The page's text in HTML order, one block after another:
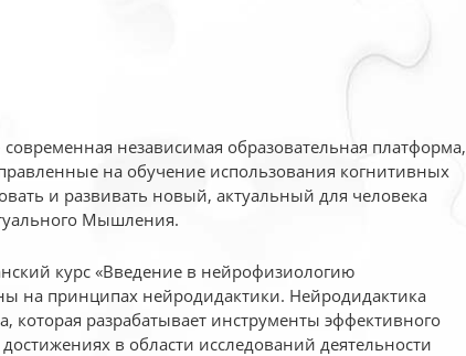
независимая образовательная платформа,
на обучение использования когнитивных
и развивать новый, актуальный для человека
Мышления.
курс «Введение в нейрофизиологию
на принципах нейродидактики. Нейродидактика
которая разрабатывает инструменты эффективного
в области исследований деятельности